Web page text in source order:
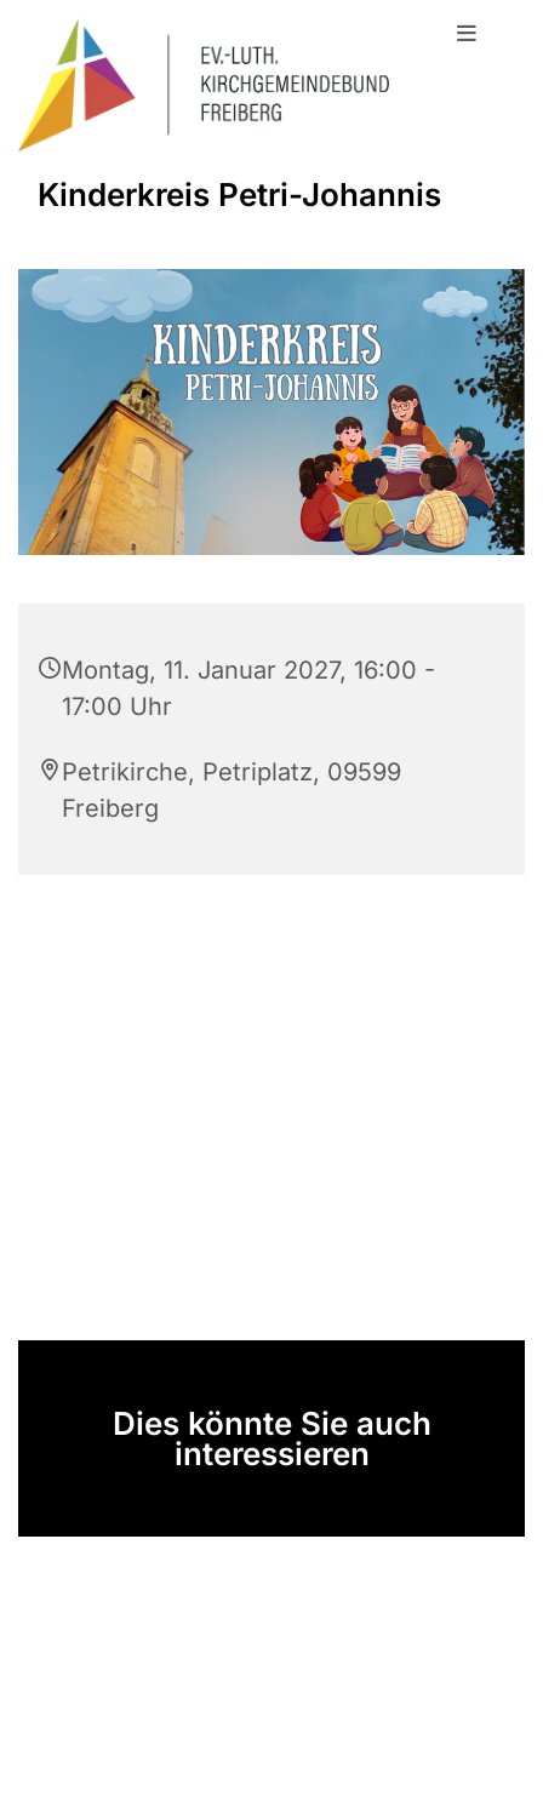
Kinderkreis Petri-Johannis
Montag, 11. Januar 2027, 16:00 -
17:00 Uhr
Petrikirche, Petriplatz, 09599
Freiberg
Dies könnte Sie auch
interessieren